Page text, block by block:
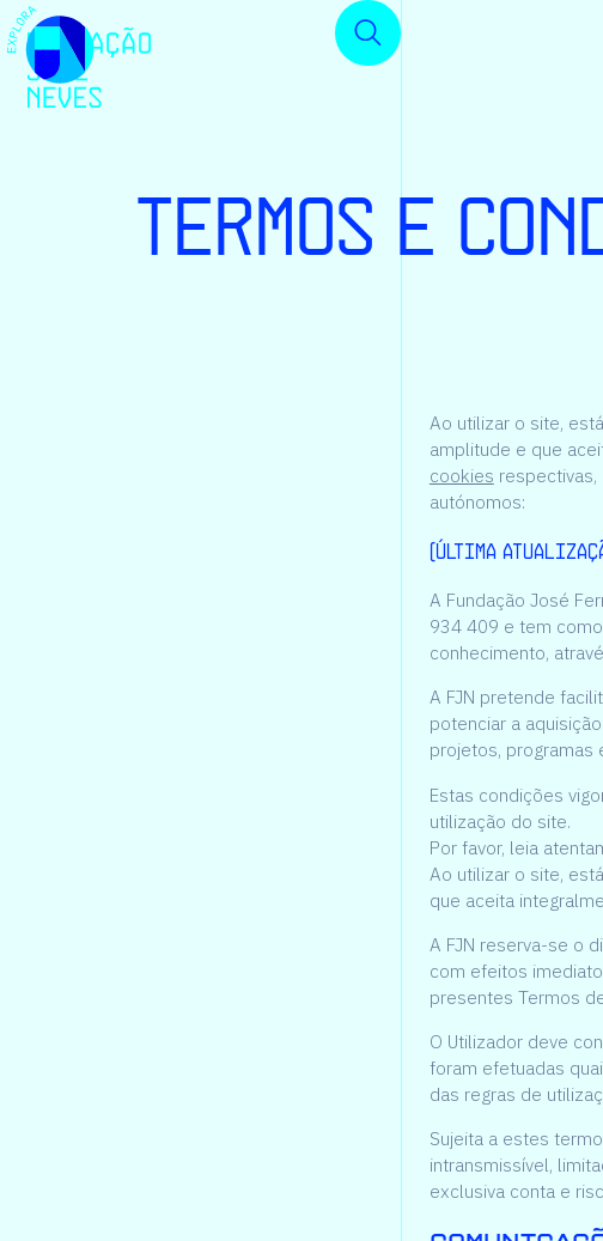
Termos e
Ao utilizar o site,
amplitude e que
cookies
autónomos:
(Última
A Fundação José
934 409 e tem
conhecimento,
A FJN pretende
potenciar a
projetos, programas
Estas condições
utilização do site.
Por favor, leia
Ao utilizar o site,
que aceita
A FJN reserva-se o
com efeitos
presentes Termos
O Utilizador deve
foram efetuadas
das regras de
Sujeita a estes
intransmissível,
exclusiva conta e